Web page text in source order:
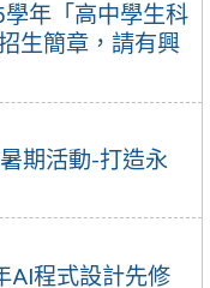
年「高中學生科
生簡章，請有興
期活動-打造永
AI程式設計先修